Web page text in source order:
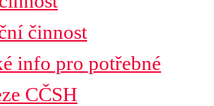
činnost
info pro potřebné
CČSH